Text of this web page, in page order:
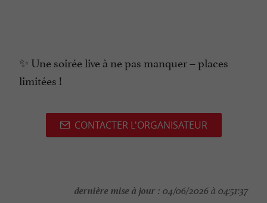
✨ Une soirée live à ne pas manquer – places
limitées !
CONTACTER L'ORGANISATEUR
dernière mise à jour : 04/06/2026 à 04:51:37